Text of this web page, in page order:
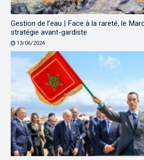
Gestion de l’eau | Face à la rareté, le
stratégie avant-gardiste
13/06/2024